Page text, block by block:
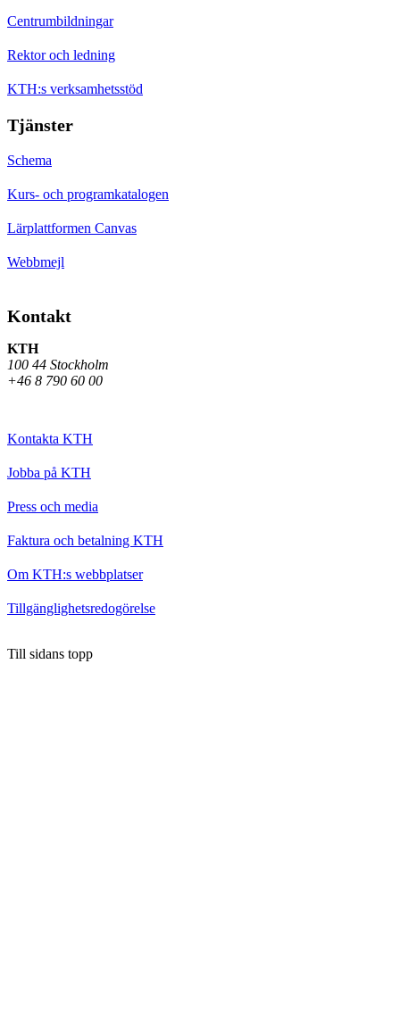
Centrumbildningar
Rektor och ledning
KTH:s verksamhetsstöd
Tjänster
Schema
Kurs- och programkatalogen
Lärplattformen Canvas
Webbmejl
Kontakt
KTH
100 44 Stockholm
+46 8 790 60 00
Kontakta KTH
Jobba på KTH
Press och media
Faktura och betalning KTH
Om KTH:s webbplatser
Tillgänglighetsredogörelse
Till sidans topp